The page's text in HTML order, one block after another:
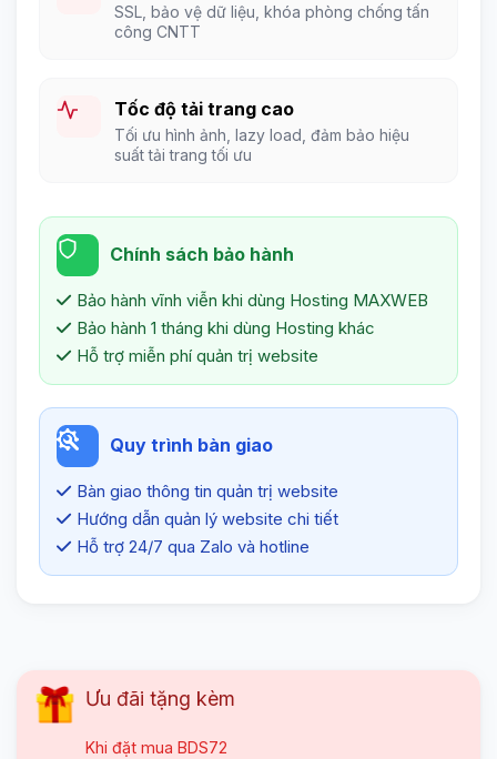
SSL, bảo vệ dữ liệu, khóa phòng chống tấn
công CNTT
Tốc độ tải trang cao
Tối ưu hình ảnh, lazy load, đảm bảo hiệu
suất tải trang tối ưu
Chính sách bảo hành
Bảo hành vĩnh viễn khi dùng Hosting MAXWEB
Bảo hành 1 tháng khi dùng Hosting khác
Hỗ trợ miễn phí quản trị website
Quy trình bàn giao
Bàn giao thông tin quản trị website
Hướng dẫn quản lý website chi tiết
Hỗ trợ 24/7 qua Zalo và hotline
Ưu đãi tặng kèm
Khi đặt mua BDS72